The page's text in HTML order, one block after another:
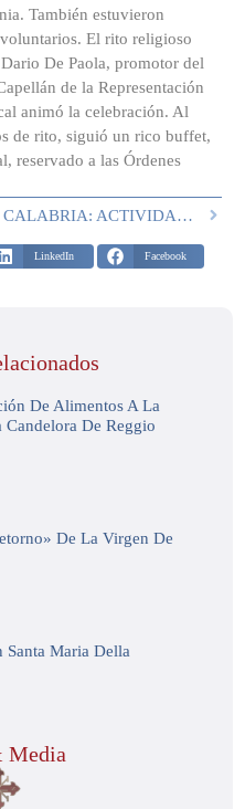
También estuvieron
El rito religioso
De Paola, promotor del
de la Representación
animó la celebración. Al
de rito, siguió un rico buffet,
reservado a las Órdenes
CALABRIA: ACTIVIDADES RECIENTES
LinkedIn Facebook
De Alimentos A La
Candelora De Reggio
De La Virgen De
Santa Maria Della
Media